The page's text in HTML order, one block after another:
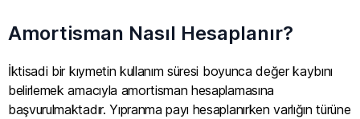
Amortisman Nasıl Hesaplanır?
İktisadi bir kıymetin kullanım süresi boyunca değer kaybını
belirlemek amacıyla amortisman hesaplamasına
başvurulmaktadır. Yıpranma payı hesaplanırken varlığın türüne